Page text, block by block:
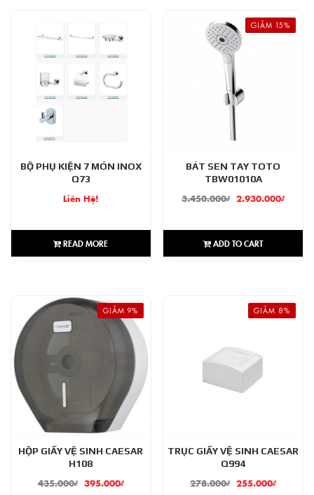
BỘ PHỤ KIỆN 7 MÓN INOX
Q73
Liên Hệ!
READ MORE
GIẢM 15%
BÁT SEN TAY TOTO
TBW01010A
3.450.000₫ 2.930.000₫
ADD TO CART
GIẢM 9%
HỘP GIẤY VỆ SINH CAESAR
H108
435.000₫ 395.000₫
GIẢM 8%
TRỤC GIẤY VỆ SINH CAESAR
Q994
278.000₫ 255.000₫